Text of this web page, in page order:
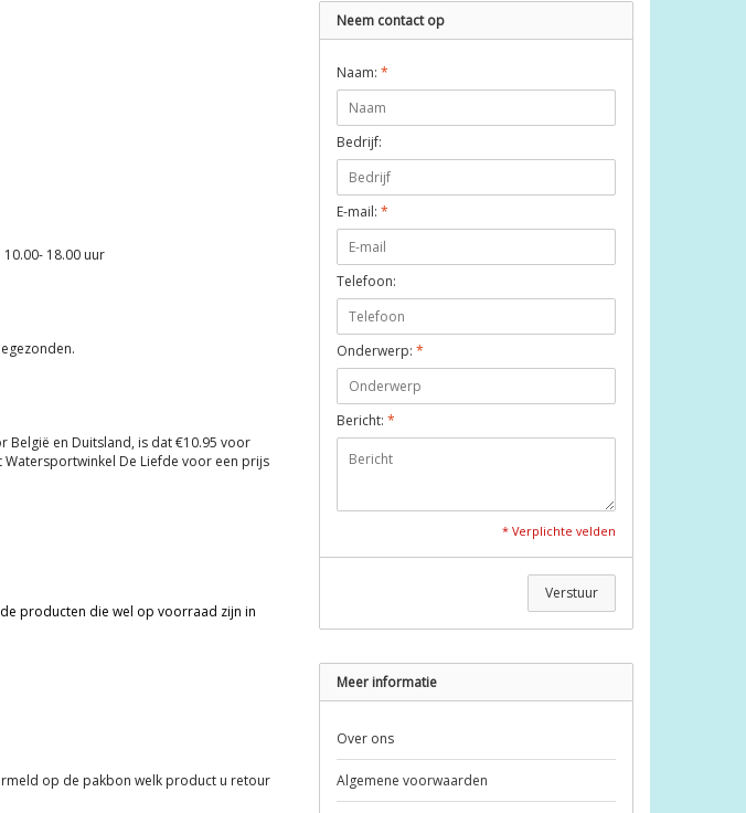
18.00 uur
België en Duitsland, is dat €10.95 voor
De Liefde voor een prijs
producten die wel op voorraad zijn in
op de pakbon welk product u retour
Neem contact op
Naam: *
Bedrijf:
E-mail: *
Telefoon:
Onderwerp: *
Bericht: *
* Verplichte velden
Verstuur
Meer informatie
Over ons
Algemene voorwaarden